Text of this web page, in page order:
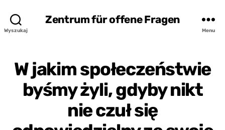
Wyszukaj
Zentrum für offene Fragen
Menu
W jakim społeczeństwie
byśmy żyli, gdyby nikt
nie czuł się